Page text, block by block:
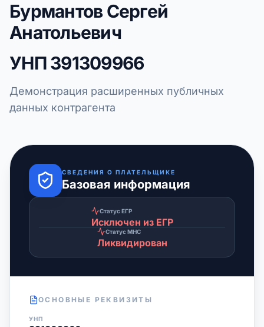
Бурмантов Сергей
Анатольевич
УНП391309966
Демонстрация расширенных публичных
данных контрагента
СВЕДЕНИЯ О ПЛАТЕЛЬЩИКЕ
Базовая информация
Статус ЕГР
Исключен из ЕГР
Статус МНС
Ликвидирован
ОСНОВНЫЕ РЕКВИЗИТЫ
УНП